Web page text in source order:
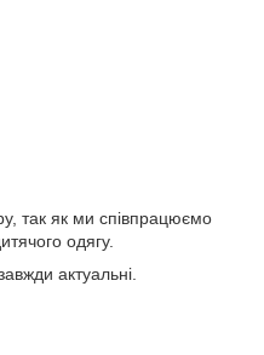
так як ми співпрацюємо
одягу.
актуальні.